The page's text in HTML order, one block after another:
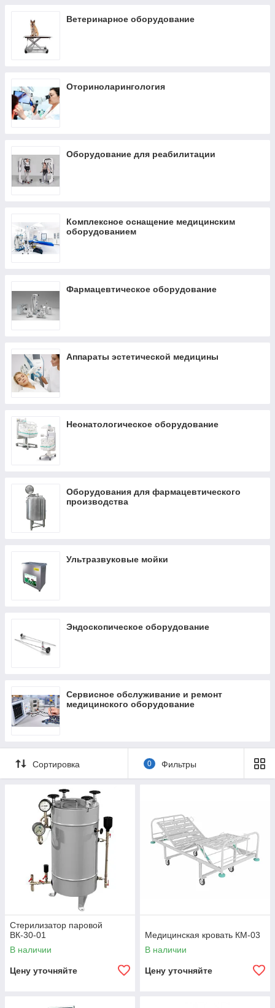
Ветеринарное оборудование
Оториноларингология
Оборудование для реабилитации
Комплексное оснащение медицинским
оборудованием
Фармацевтическое оборудование
Аппараты эстетической медицины
Неонатологическое оборудование
Оборудования для фармацевтического
производства
Ультразвуковые мойки
Эндоскопическое оборудование
Сервисное обслуживание и ремонт
медицинского оборудование
Сортировка 0 Фильтры
Стерилизатор паровой
ВК-30-01
В наличии
Цену уточняйте
Медицинская кровать КМ-03
В наличии
Цену уточняйте